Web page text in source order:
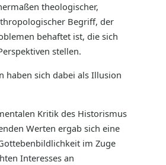
theologischer,
Begriff, der
behaftet ist, die sich
stellen.
haben sich dabei als Illusion
Kritik des Historismus
Werten ergab sich eine
im Zuge
Interesses an